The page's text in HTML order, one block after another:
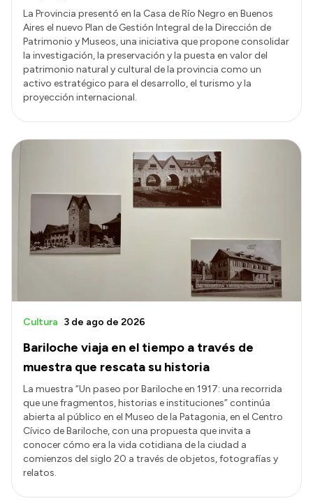
La Provincia presentó en la Casa de Río Negro en Buenos
Aires el nuevo Plan de Gestión Integral de la Dirección de
Patrimonio y Museos, una iniciativa que propone consolidar
la investigación, la preservación y la puesta en valor del
patrimonio natural y cultural de la provincia como un
activo estratégico para el desarrollo, el turismo y la
proyección internacional.
Bariloche viaja en el tiempo a través de
muestra que rescata su historia
Cultura 3 de ago de 2026
La muestra “Un paseo por Bariloche en 1917: una recorrida
que une fragmentos, historias e instituciones” continúa
abierta al público en el Museo de la Patagonia, en el Centro
Cívico de Bariloche, con una propuesta que invita a
conocer cómo era la vida cotidiana de la ciudad a
comienzos del siglo 20 a través de objetos, fotografías y
relatos.